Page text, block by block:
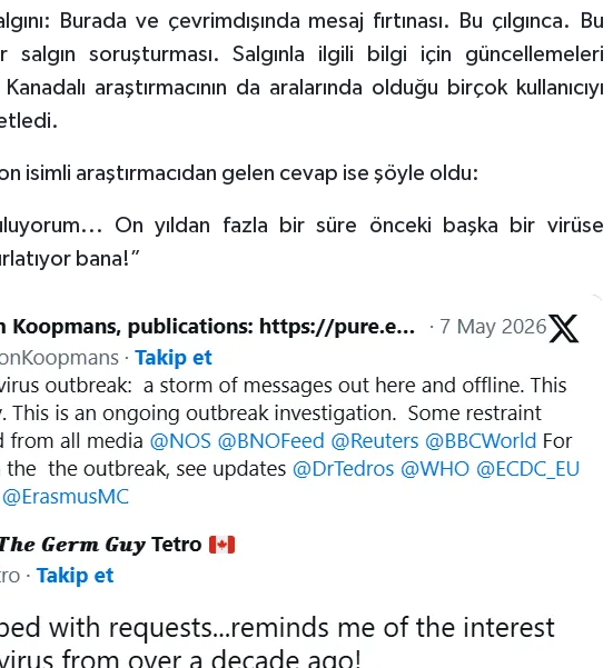
Burada ve çevrimdışında mesaj fırtınası. Bu çılgınca. Bu
soruşturması. Salgınla ilgili bilgi için güncellemeleri
araştırmacının da aralarında olduğu birçok kullanıcıyı
isimli araştırmacıdan gelen cevap ise şöyle oldu:
On yıldan fazla bir süre önceki başka bir virüse
bana!”